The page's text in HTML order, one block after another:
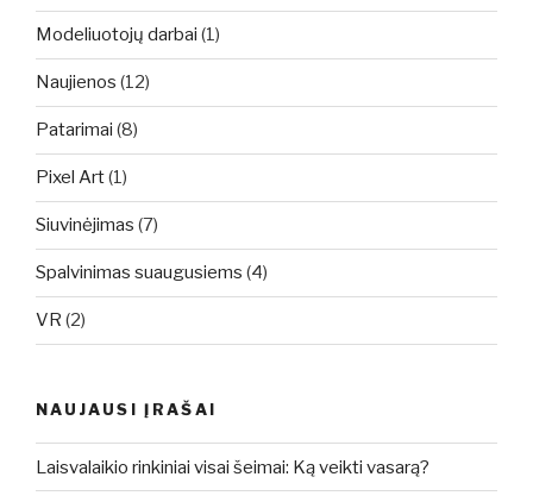
Modeliuotojų darbai (1)
Naujienos (12)
Patarimai (8)
Pixel Art(1)
Siuvinėjimas (7)
Spalvinimas suaugusiems (4)
VR (2)
NAUJAUSI ĮRAŠAI
Laisvalaikio rinkiniai visai šeimai: Ką veikti vasarą?